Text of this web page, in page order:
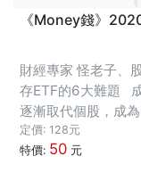
《Money錢》
財經專家 怪老子、
存ETF的6大難題
逐漸取代個股，成
環境， 台股掛牌
挑？困擾著投資人。
定價: 128元
特價: 50 元